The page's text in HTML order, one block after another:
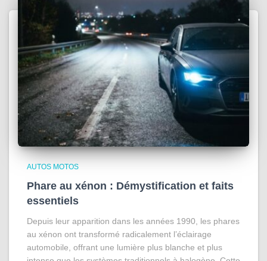
AUTOS MOTOS
Phare au xénon : Démystification et faits
essentiels
Depuis leur apparition dans les années 1990, les phares
au xénon ont transformé radicalement l’éclairage
automobile, offrant une lumière plus blanche et plus